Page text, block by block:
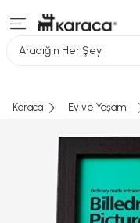
Aradığın Her Şey
Karaca Ev ve Yaşam